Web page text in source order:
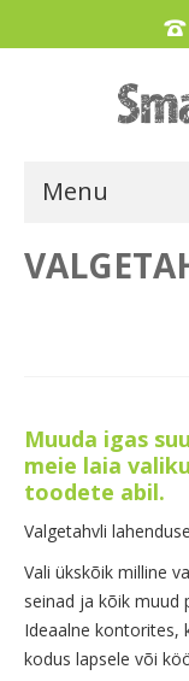
Menu
Muuda igas
meie laia
toodete abil.
Valgetahvli
Vali ükskõik milline
seinad ja kõik muud
Ideaalne kontorites,
kodus lapsele või